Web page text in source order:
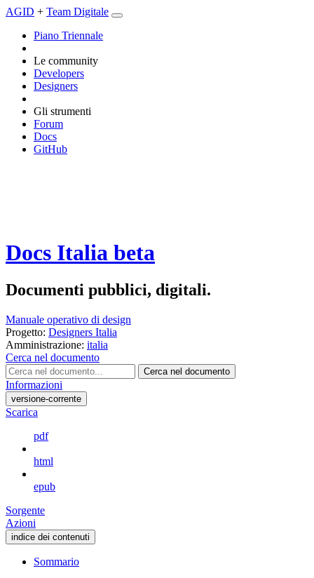
AGID + Team Digitale
Piano Triennale
Le community
Developers
Designers
Gli strumenti
Forum
Docs
GitHub
Docs Italia beta
Documenti pubblici, digitali.
Manuale operativo di design
Progetto: Designers Italia
Amministrazione: italia
Cerca nel documento
Cerca nel documento
Informazioni
versione-corrente
Scarica
pdf
html
epub
Sorgente
Azioni
indice dei contenuti
Sommario